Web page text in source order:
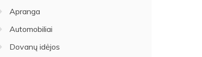
Apranga
Automobiliai
Dovanų idėjos